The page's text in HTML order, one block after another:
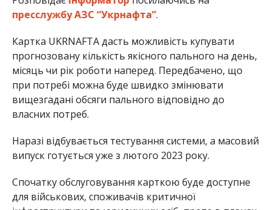
пресслужбу АЗС “Укрнафта”.
Картка UKRNAFTA дасть можливість купувати
прогнозовану кількість якісного пального на день,
місяць чи рік роботи наперед. Передбачено, що
при потребі можна буде швидко змінювати
вищезгадані обсяги пального відповідно до
власних потреб.
Наразі відбувається тестування системи, а масовий
випуск готується уже з лютого 2023 року.
Спочатку обслуговування карткою буде доступне
для військових, споживачів критичної